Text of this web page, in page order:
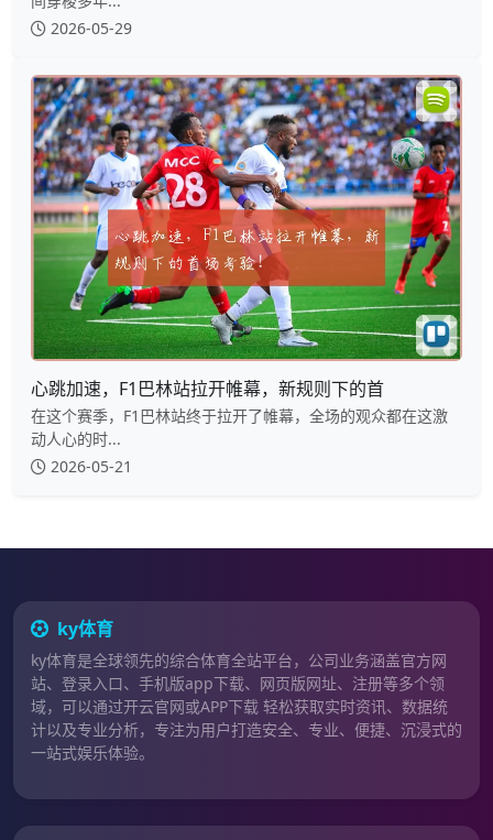
2026-05-29
心跳加速，F1巴林站拉开帷幕，新规则下的首
在这个赛季，F1巴林站终于拉开了帷幕，全场的观众都在这激
动人心的时...
2026-05-21
ky体育
ky体育是全球领先的综合体育全站平台，公司业务涵盖官方网
站、登录入口、手机版app下载、网页版网址、注册等多个领
域，可以通过开云官网或APP下载 轻松获取实时资讯、数据统
计以及专业分析，专注为用户打造安全、专业、便捷、沉浸式的
一站式娱乐体验。